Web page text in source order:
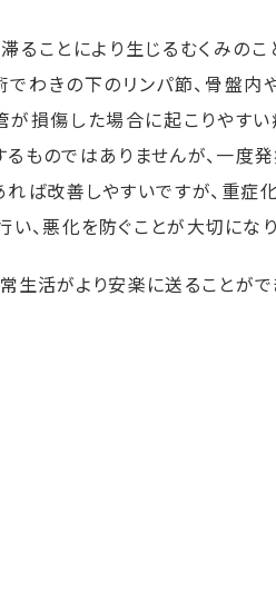
ことにより生じるむくみのこ
わきの下のリンパ節、骨盤内
損傷した場合に起こりやすい
のではありませんが、一度発
ば改善しやすいですが、重症
、悪化を防ぐことが大切になり
生活がより安楽に送ることがで